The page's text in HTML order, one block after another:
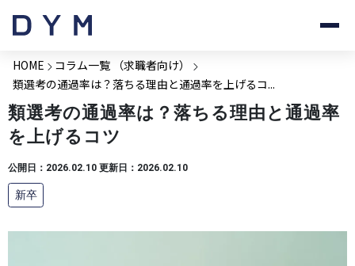
HOME
コラム一覧 （求職者向け）
類選考の通過率は？落ちる理由と通過率を上げるコ...
類選考の通過率は？落ちる理由と通過率
を上げるコツ
公開日：2026.02.10 更新日：2026.02.10
新卒